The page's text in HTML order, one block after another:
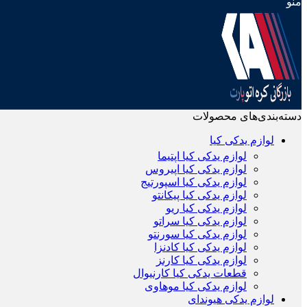
دسته‌بندی‌های محصولات
لوازم یدکی کیا
لوازم یدکی کیا اپتیما
لوازم یدکی کیا اپیروس
لوازم یدکی کیا اسپورتیج
لوازم یدکی کیا پیکانتو
لوازم یدکی کیا ریو
لوازم یدکی کیا سراتو
لوازم یدکی کیا سورنتو
لوازم یدکی کیا کادنزا
لوازم یدکی کیا کارنز
قطعات یدکی کیا کارنیوال
لوازم یدکی کیا موهاوی
لوازم یدکی هیوندای